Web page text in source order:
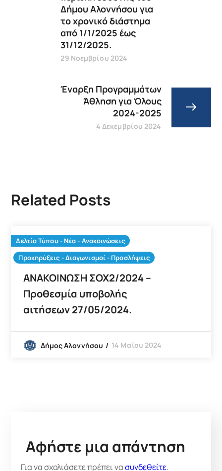
Δήμου Αλοννήσου για
το χρονικό διάστημα
από 1/1/2025 έως
31/12/2025.
29 Νοεμβρίου 2024
Έναρξη Προγραμμάτων
Άθληση για Όλους
2024-2025
4 Δεκεμβρίου 2024
Related Posts
Δελτία Τύπου - Νέα - Ανακοινώσεις
Προκηρύξεις - Διαγωνισμοί - Προσλήψεις
ΑΝΑΚΟΙΝΩΣΗ ΣΟΧ2/2024 –
Προθεσμία υποβολής
αιτήσεων 27/05/2024.
Δήμος Αλοννήσου 14 Μαΐου 2024
Αφήστε μια απάντηση
Για να σχολιάσετε πρέπει νασυνδεθείτε.